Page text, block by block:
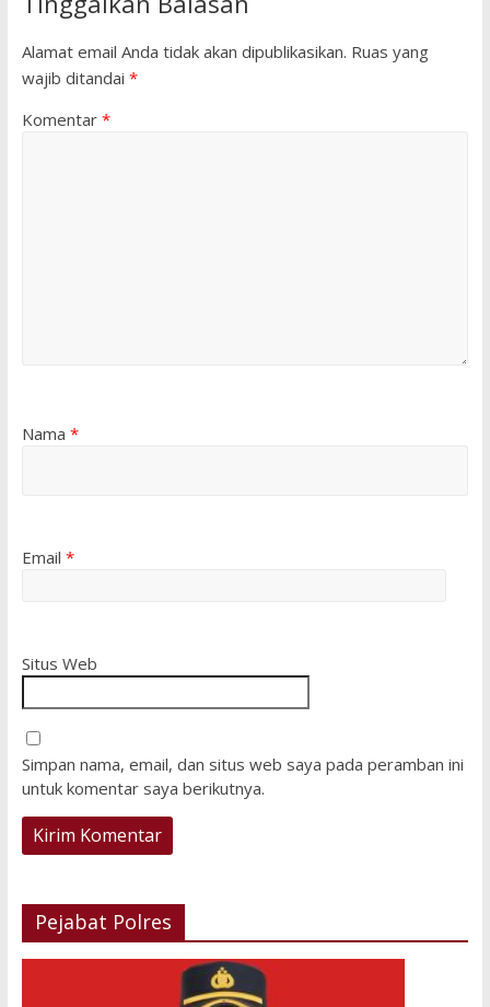
Alamat email Anda tidak akan dipublikasikan. Ruas yang
wajib ditandai *
Komentar *
Nama *
Email *
Situs Web
Simpan nama, email, dan situs web saya pada peramban ini
untuk komentar saya berikutnya.
Pejabat Polres